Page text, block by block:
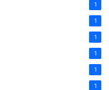
1
1
1
1
1
1